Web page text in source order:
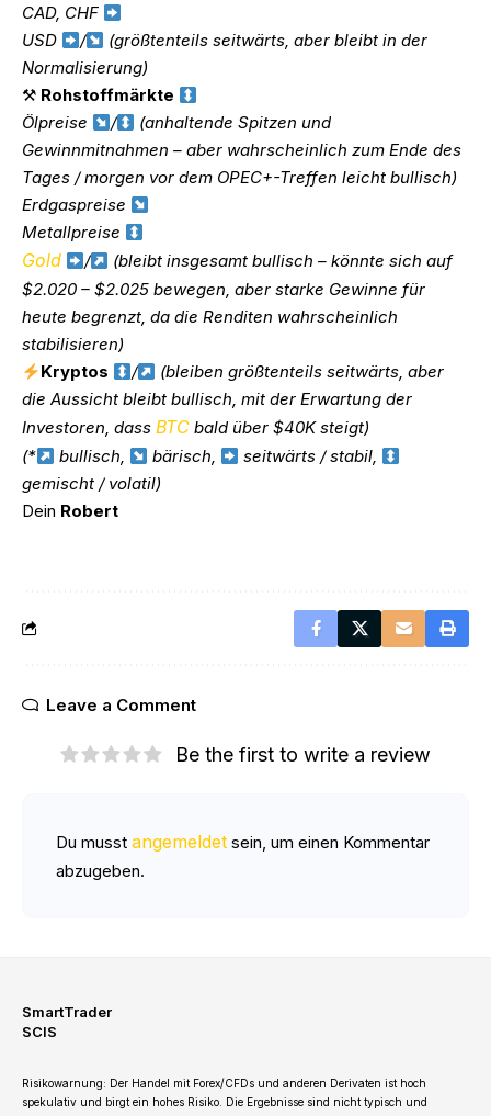
CAD, CHF
USD
/
(größtenteils seitwärts, aber bleibt in der
Normalisierung)
⚒ Rohstoffmärkte
Ölpreise
/
(anhaltende Spitzen und
Gewinnmitnahmen – aber wahrscheinlich zum Ende des
Tages / morgen vor dem OPEC+-Treffen leicht bullisch)
Erdgaspreise
Metallpreise
Gold /
(bleibt insgesamt bullisch – könnte sich auf
$2.020 – $2.025 bewegen, aber starke Gewinne für
heute begrenzt, da die Renditen wahrscheinlich
stabilisieren)
Kryptos
/
(bleiben größtenteils seitwärts, aber
die Aussicht bleibt bullisch, mit der Erwartung der
Investoren, dass BTC bald über $40K steigt)
(*
bullisch, bärisch,
seitwärts / stabil,
gemischt / volatil)
Dein Robert
Leave a Comment
Be the first to write a review
Du musst angemeldet sein, um einen Kommentar
abzugeben.
SmartTrader
SCIS
Risikowarnung: Der Handel mit Forex/CFDs und anderen Derivaten ist hoch
spekulativ und birgt ein hohes Risiko. Die Ergebnisse sind nicht typisch und